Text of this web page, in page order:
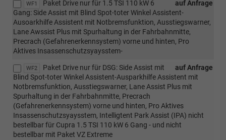
WF1 auf Anfrage
Paket Drive nur für 1.5 TSI 110 kW 6
Gang: Side Assist mit Blind Spot-toter Winkel Assistent-
Ausoarkhilfe Assistent mit Notbremsfunktion, Ausstiegswarner,
Lane Awssist Plus mit Spurhaltung in der Fahrbahnmitte,
Precrach (Gefahrenerkennsystem) vorne und hinten, Pro
Aktives Insassenschutzsyaysstem-
WF2 auf Anfrage
Paket Drive nur für DSG: Side Assist mit
Blind Spot-toter Winkel Assistent-Ausparkhilfe Assistent mit
Notbremsfunktion, Ausstiegswarner, Lane Assist Plus mit
Spurhaltung in der Fahrbahnmitte, Precrach
(Gefahrenerkennsystem) vorne und hinten, Pro Aktives
Insassenschutzsyaysstem, Intelligtent Park Assist (IPA) nicht
bestellbar für Cupra 1.5 TSI 110 kW 6 Gang - und nicht
bestellbar mit Paket VZ Extreme